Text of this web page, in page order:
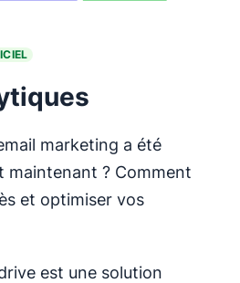
marketing a été
maintenant ? Comment
et optimiser vos
est une solution